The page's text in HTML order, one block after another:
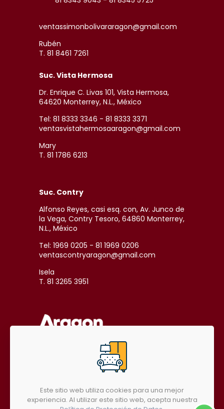
ventassimonbolivararagon@gmail.com
Rubén
T. 81 8461 7261
Suc. Vista Hermosa
Dr. Enrique C. Livas 101, Vista Hermosa,
64620 Monterrey, N.L., México
Tel: 81 8333 3346 - 81 8333 3371
ventasvistahermosaaragon@gmail.com
Mary
T. 81 1786 6213
Suc. Contry
Alfonso Reyes, casi esq. con, Av. Junco de
la Vega, Contry Tesoro, 64860 Monterrey,
N.L., México
Tel: 1969 0205 - 81 1969 0206
ventascontryaragon@gmail.com
Isela
T. 81 3265 3951
SÍGUENOS EN REDES SOCIALES
Este sitio web utiliza cookies para una mejor
experiencia. Al utilizar este sitio web, acepta nuestra